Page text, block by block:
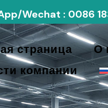
Wechat : 0086
страница О
компании